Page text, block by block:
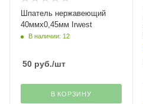
Шпатель нержавеющий
40ммх0,45мм Irwest
В наличии: 12
50 руб./шт
В КОРЗИНУ